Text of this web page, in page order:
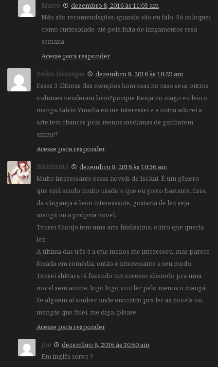
Marco
dezembro 8, 2016 às 11:03 am
Não são recomendações, quando são eu falo. Só coloquei
como curiosidade, até pela falta de lançamentos essa
semana.
Acesse para responder
Pedro Henrique
dezembro 8, 2016 às 10:29 am
Essas 3 últimas das menções honrosas,no caso seus outros
volumes venderam bem?porque Kenja no mago eu leio o
manga,Sairin Yuusha eu me interessei e a outra adorei a
arte,tem chances pelo menos medianas de ganharem
anime?
Acesse para responder
ikki031015
dezembro 8, 2016 às 10:36 am
Muito interessante essas novels de Isekai. É um gênero
que está sendo muito usado e que eu gosto bastante. Essa
da vingança é bem interessante, gostaria de ler, seja
mangá ou a própria novel.
Tensei Shoujo tem uma arte lindissima, outro que queria
ler.
A última das três é a que menos me interessou, mas parece
focada em comédia, então é interessante a seu modo.
Tensei shittara tá fazendo um sucesso absurdo pra uma
novel sem anime, logo logo vou ler pelo menos o mangá.
Se alguem aí souber onde encontro pra ler as novels ou
mangás que falei, me diga, please.
Acesse para responder
Joe
dezembro 8, 2016 às 10:50 am
Em inglês serve ?